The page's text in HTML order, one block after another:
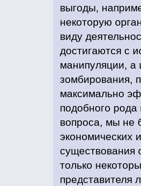
выгоды,
некоторую
виду
достигаются с
манипуляции, а
зомбирования,
максимально
подобного рода
вопроса, мы не
экономических
существования
только
представителя